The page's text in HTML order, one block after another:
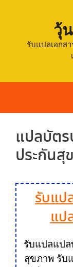
วุ้
รับแปลเอกส
แปลบัต
ประกันสุ
รับแป
แป
รับแปลแปล
สุขภาพ รับ